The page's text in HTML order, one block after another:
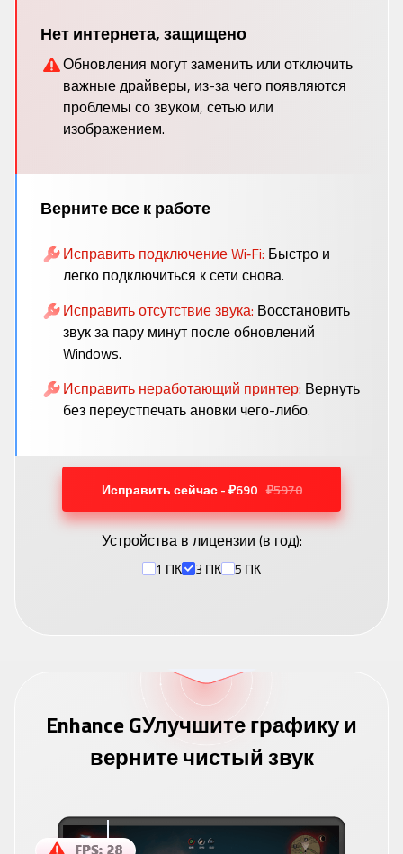
Нет интернета, защищено
Обновления могут заменить или отключить
важные драйверы, из-за чего появляются
проблемы со звуком, сетью или
изображением.
Верните все к работе
Исправить подключение Wi‑Fi: Быстро и
легко подключиться к сети снова.
Исправить отсутствие звука: Восстановить
звук за пару минут после обновлений
Windows.
Исправить неработающий принтер: Вернуть
без переустпечать ановки чего-либо.
Исправить сейчас - ₽690 ₽5970
Устройства в лицензии (в год):
1 ПК 3 ПК 5 ПК
Enhance GУлучшите графику и
верните чистый звук